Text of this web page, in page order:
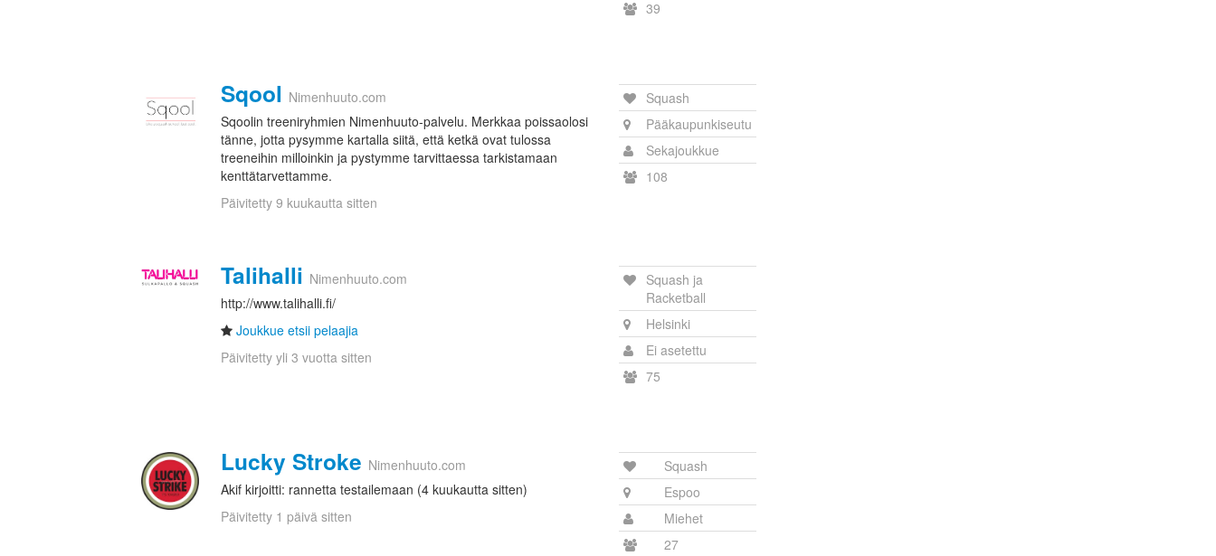
39
Sqool Nimenhuuto.com
Sqoolin treeniryhmien Nimenhuuto-palvelu. Merkkaa poissaolosi
tänne, jotta pysymme kartalla siitä, että ketkä ovat tulossa
treeneihin milloinkin ja pystymme tarvittaessa tarkistamaan
kenttätarvettamme.
Päivitetty 9 kuukautta sitten
Squash
Pääkaupunkiseutu
Sekajoukkue
108
Talihalli Nimenhuuto.com
http://www.talihalli.fi/
Joukkue etsii pelaajia
Päivitetty yli 3 vuotta sitten
Squash ja
Racketball
Helsinki
Ei asetettu
75
Lucky Stroke Nimenhuuto.com
Akif kirjoitti: rannetta testailemaan (4 kuukautta sitten)
Päivitetty 1 päivä sitten
Squash
Espoo
Miehet
27